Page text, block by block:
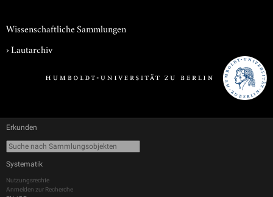
Wissenschaftliche Sammlungen
›Lautarchiv
Erkunden
Systematik
Nutzungsrechte
Anmelden zur Recherche